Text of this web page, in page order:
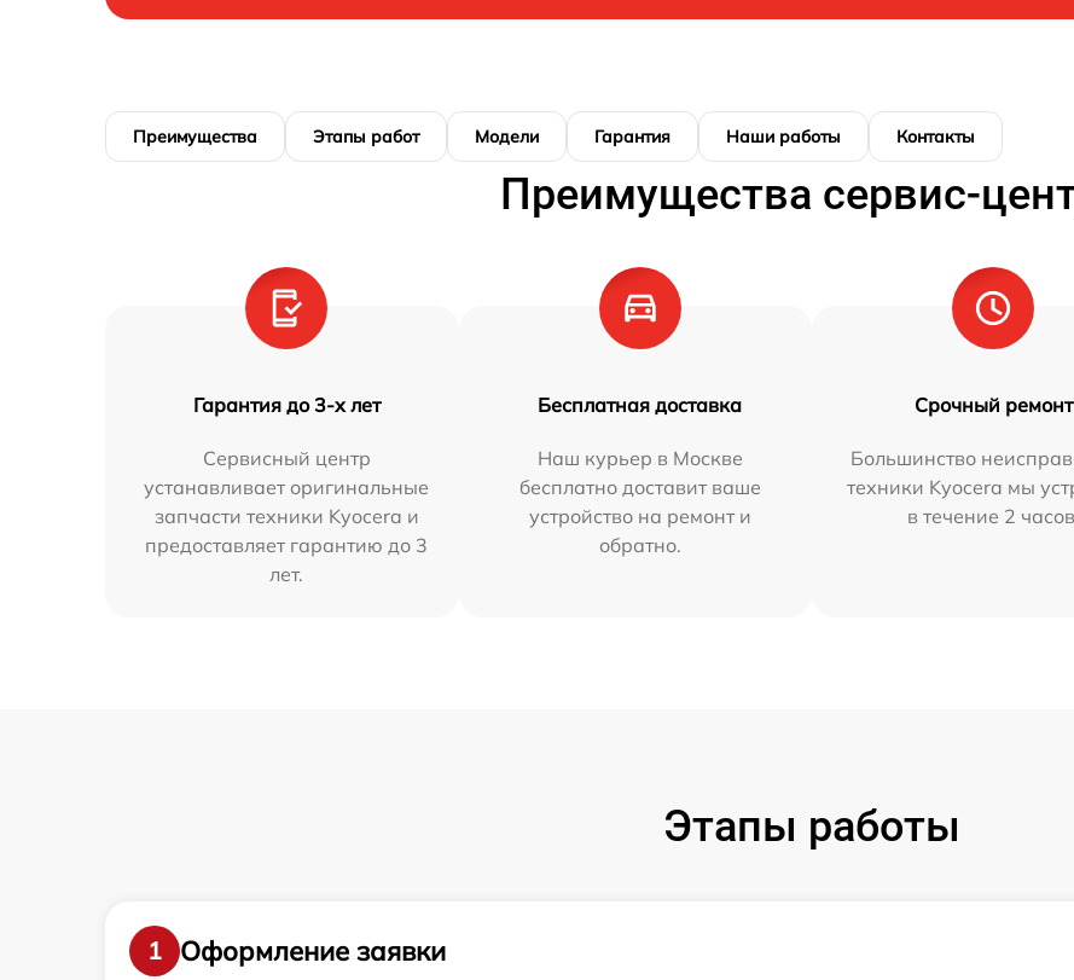
Преимущества Этапы работ Модели Гарантия Наши работы Контакты
Преимущества сервис-
Гарантия до 3-х лет
Сервисный центр
устанавливает оригинальные
запчасти техники Kyocera и
предоставляет гарантию до 3
лет.
Бесплатная доставка
Наш курьер в Москве
бесплатно доставит ваше
устройство на ремонт и
обратно.
Срочный ремонт
Большинство
техники Kyocera мы
в течение 2
Этапы работы
1
Оформление заявки